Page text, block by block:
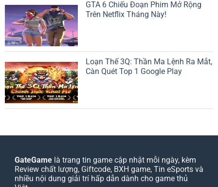
GTA 6 Chiếu Đoạn Phim Mở Rộng
Trên Netflix Tháng Này!
Loạn Thế 3Q: Thần Ma Lệnh Ra Mắt,
Càn Quét Top 1 Google Play
GateGame là trang tin game cập nhật mỗi ngày, kèm
Review chất lượng, Giftcode, BXH game, Tin eSports và
nhiều nội dung giải trí hấp dẫn dành cho game thủ